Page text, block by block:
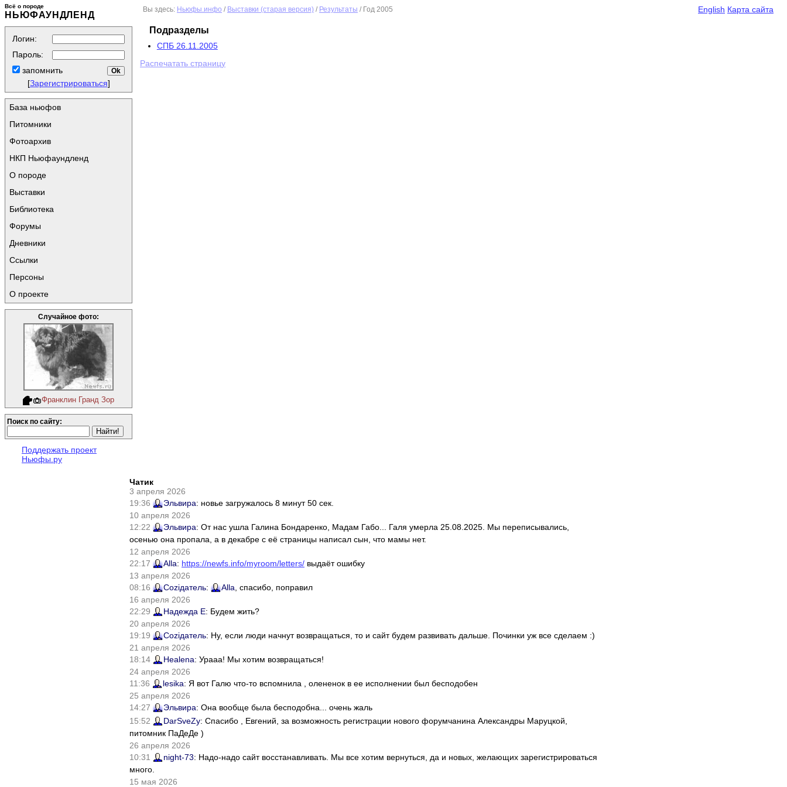
Всё о породе
НЬЮФАУНДЛЕНД
Логин:
Пароль:
запомнить
[Зарегистрироваться]
База ньюфов
Питомники
Фотоархив
НКП Ньюфаундленд
О породе
Выставки
Библиотека
Форумы
Дневники
Ссылки
Персоны
О проекте
Случайное фото:
Франклин Гранд Зор
Поиск по сайту:
Поддержать проект
Ньюфы.ру
English Карта сайта
Вы здесь: Ньюфы.инфо / Выставки (старая версия) / Результаты / Год 2005
Подразделы
СПБ 26.11.2005
Распечатать страницу
Чатик
3 апреля 2026
19:36
Эльвира: новье загружалось 8 минут 50 сек.
10 апреля 2026
12:22
Эльвира: От нас ушла Галина Бондаренко, Мадам Габо... Галя умерла 25.08.2025. Мы переписывались,
осенью она пропала, а в декабре с её страницы написал сын, что мамы нет.
12 апреля 2026
22:17
Alla: https://newfs.info/myroom/letters/ выдаёт ошибку
13 апреля 2026
08:16
Соziдатель: Alla , спасибо, поправил
16 апреля 2026
22:29
Надежда Е: Будем жить?
20 апреля 2026
19:19
Соziдатель: Ну, если люди начнут возвращаться, то и сайт будем развивать дальше. Починки уж все сделаем :)
21 апреля 2026
18:14
Healena: Урааа! Мы хотим возвращаться!
24 апреля 2026
11:36
lesika: Я вот Галю что-то вспомнила , олененок в ее исполнении был бесподобен
25 апреля 2026
14:27
Эльвира: Она вообще была бесподобна... очень жаль
15:52
DarSveZy: Спасибо , Евгений, за возможность регистрации нового форумчанина Александры Маруцкой,
питомник ПаДеДе )
26 апреля 2026
10:31
night-73: Надо-надо сайт восстанавливать. Мы все хотим вернуться, да и новых, желающих зарегистрироваться
много.
15 мая 2026